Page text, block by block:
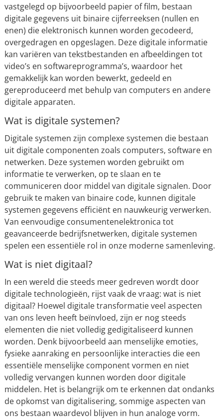
vastgelegd op bijvoorbeeld papier of film, bestaan
digitale gegevens uit binaire cijferreeksen (nullen en
enen) die elektronisch kunnen worden gecodeerd,
overgedragen en opgeslagen. Deze digitale informatie
kan variëren van tekstbestanden en afbeeldingen tot
video’s en softwareprogramma’s, waardoor het
gemakkelijk kan worden bewerkt, gedeeld en
gereproduceerd met behulp van computers en andere
digitale apparaten.
Wat is digitale systemen?
Digitale systemen zijn complexe systemen die bestaan
uit digitale componenten zoals computers, software en
netwerken. Deze systemen worden gebruikt om
informatie te verwerken, op te slaan en te
communiceren door middel van digitale signalen. Door
gebruik te maken van binaire code, kunnen digitale
systemen gegevens efficiënt en nauwkeurig verwerken.
Van eenvoudige consumentenelektronica tot
geavanceerde bedrijfsnetwerken, digitale systemen
spelen een essentiële rol in onze moderne samenleving.
Wat is niet digitaal?
In een wereld die steeds meer gedreven wordt door
digitale technologieën, rijst vaak de vraag: wat is niet
digitaal? Hoewel digitale transformatie veel aspecten
van ons leven heeft beïnvloed, zijn er nog steeds
elementen die niet volledig gedigitaliseerd kunnen
worden. Denk bijvoorbeeld aan menselijke emoties,
fysieke aanraking en persoonlijke interacties die een
essentiële menselijke component vormen en niet
volledig vervangen kunnen worden door digitale
middelen. Het is belangrijk om te erkennen dat ondanks
de opkomst van digitalisering, sommige aspecten van
ons bestaan waardevol blijven in hun analoge vorm.